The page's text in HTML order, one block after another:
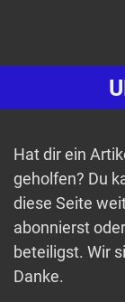
Hat dir ein
geholfen? Du
diese Seite
abonnierst
beteiligst. Wir
Danke.